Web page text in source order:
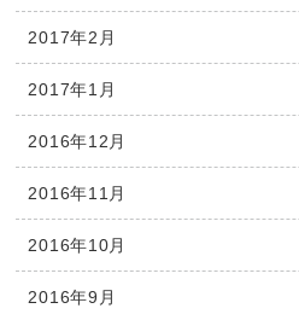
2017年2月
2017年1月
2016年12月
2016年11月
2016年10月
2016年9月